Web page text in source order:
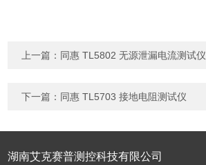
上一篇： 同惠 TL5802 无源泄漏电流测试仪
下一篇： 同惠 TL5703 接地电阻测试仪
湖南艾克赛普测控科技有限公司